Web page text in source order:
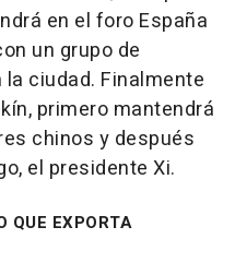
en el foro España
un grupo de
ciudad. Finalmente
primero mantendrá
chinos y después
el presidente Xi.
QUE EXPORTA